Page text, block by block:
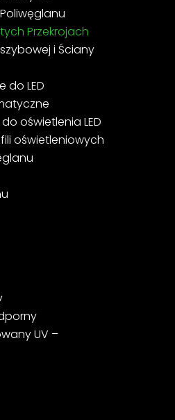
Przekrojach
i Ściany
do LED
oświetlenia LED
oświetleniowych
UV –